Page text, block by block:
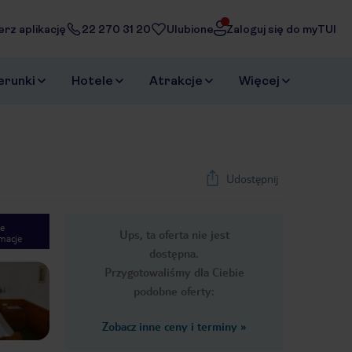
aplikację 22 270 31 20 Ulubione Zaloguj się do myTUI
Hotele Atrakcje Więcej
Udostępnij
Ups, ta oferta nie jest
dostępna.
Przygotowaliśmy dla Ciebie
podobne oferty:
Zobacz inne ceny i terminy »
Next slide
1/14